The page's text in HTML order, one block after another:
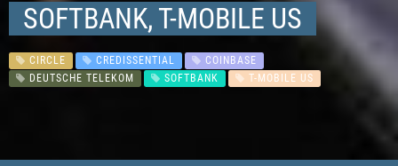
SOFTBANK, T-MOBILE US
CIRCLE CREDISSENTIAL
COINBASE
DEUTSCHE TELEKOM
SOFTBANK T-MOBILE US